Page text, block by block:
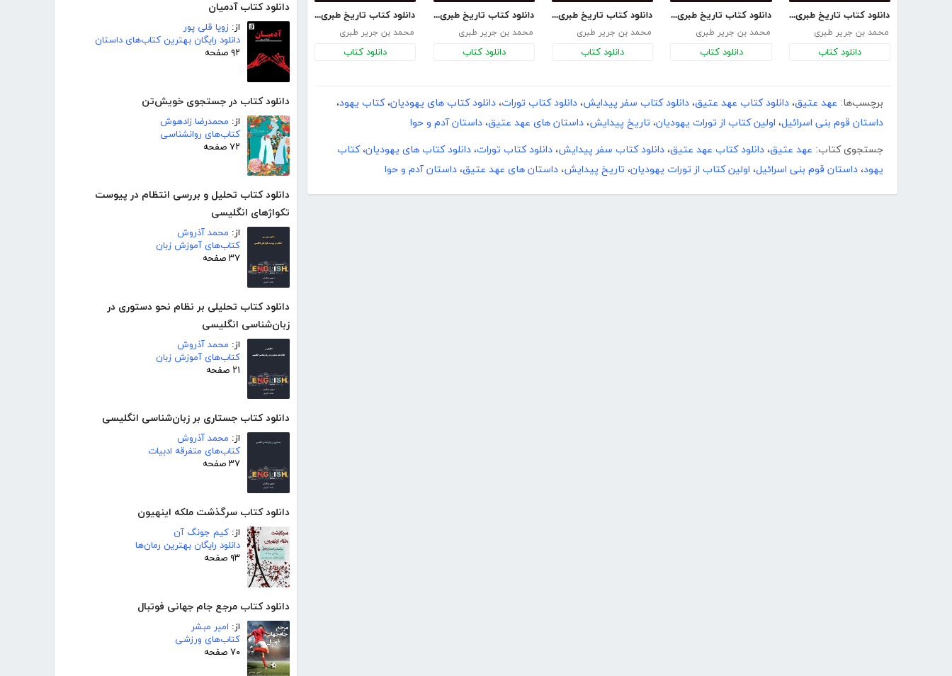
دانلود کتاب آدمیان
از: زویا قلی پور
دانلود رایگان بهترین کتاب‌های داستان
۹۲ صفحه
دانلود کتاب در جستجوی خویش‌تن
از: محمدرضا زادهوش
کتاب‌های روانشناسی
۷۲ صفحه
دانلود کتاب تحلیل و بررسی انتظام در پیوست
تکواژهای انگلیسی
از: محمد آذروش
کتاب‌های آموزش زبان
۳۷ صفحه
دانلود کتاب تحلیلی بر نظام نحو دستوری در
زبان‌شناسی انگلیسی
از: محمد آذروش
کتاب‌های آموزش زبان
۲۱ صفحه
دانلود کتاب جستاری بر زبان‌شناسی انگلیسی
از: محمد آذروش
کتاب‌های متفرقه ادبیات
۳۷ صفحه
دانلود کتاب سرگذشت ملکه اینهیون
از: کیم جونگ آن
دانلود رایگان بهترین رمان‌ها
۹۳ صفحه
دانلود کتاب مرجع جام جهانی فوتبال
از: امیر مبشر
کتاب‌های ورزشی
۷۰ صفحه
دانلود کتاب تاریخ طبری - جلد هفتم
محمد بن جریر طبری
دانلود کتاب
دانلود کتاب تاریخ طبری - جلد ششم
محمد بن جریر طبری
دانلود کتاب
دانلود کتاب تاریخ طبری - جلد دوم
محمد بن جریر طبری
دانلود کتاب
دانلود کتاب تاریخ طبری - جلد سوم
محمد بن جریر طبری
دانلود کتاب
دانلود کتاب تاریخ طبری - جلد چهارم
محمد بن جریر طبری
دانلود کتاب
برچسب‌ها: عهد عتیق، دانلود کتاب عهد عتیق، دانلود کتاب سفر پیدایش، دانلود کتاب تورات، دانلود کتاب های یهودیان،کتاب یهود،
داستان قوم بنی اسرائیل، اولین کتاب از تورات یهودیان، تاریخ پیدایش، داستان های عهد عتیق، داستان آدم و حوا
جستجوی کتاب: عهد عتیق، دانلود کتاب عهد عتیق، دانلود کتاب سفر پیدایش، دانلود کتاب تورات، دانلود کتاب های یهودیان،کتاب
یهود، داستان قوم بنی اسرائیل، اولین کتاب از تورات یهودیان، تاریخ پیدایش، داستان های عهد عتیق، داستان آدم و حوا